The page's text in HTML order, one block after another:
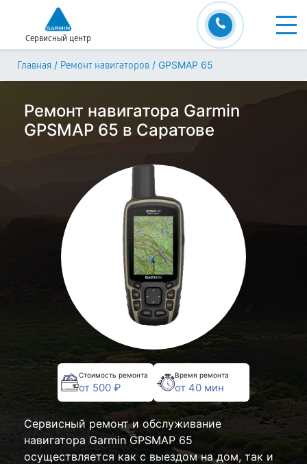
Сервисный центр
Главная / Ремонт навигаторов / GPSMAP 65
Ремонт навигатора Garmin
GPSMAP 65 в Саратове
Стоимость ремонта
от 500 ₽
Время ремонта
от 40 мин
Сервисный ремонт и обслуживание
навигатора Garmin GPSMAP 65
осуществляется как с выездом на дом, так и